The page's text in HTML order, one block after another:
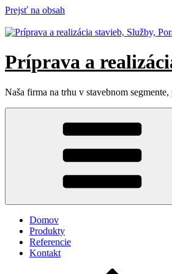
Prejsť na obsah
Príprava a
Naša firma na trhu v stavebnom
Domov
Produkty
Referencie
Kontakt